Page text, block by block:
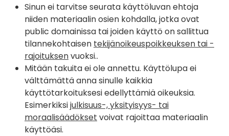
Sinun ei tarvitse seurata käyttöluvan ehtoja
niiden materiaalin osien kohdalla, jotka ovat
public domainissa tai joiden käyttö on sallittua
tilannekohtaisen tekijänoikeuspoikkeuksen tai -
rajoituksenvuoksi..
Mitään takuita ei ole annettu. Käyttölupa ei
välttämättä anna sinulle kaikkia
käyttötarkoituksesi edellyttämiä oikeuksia.
Esimerkiksijulkisuus-, yksityisyys- tai
moraalisäädökset voivat rajoittaa materiaalin
käyttöäsi.